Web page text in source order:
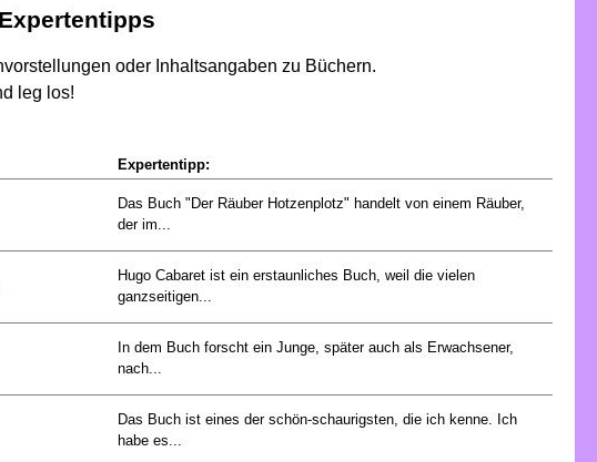
oder Inhaltsangaben zu Büchern.
leg los!
Expertentipp:
Das Buch "Der Räuber Hotzenplotz" handelt von einem Räuber,
der im...
Hugo Cabaret ist ein erstaunliches Buch, weil die vielen
ganzseitigen...
In dem Buch forscht ein Junge, später auch als Erwachsener,
nach...
Das Buch ist eines der schön-schaurigsten, die ich kenne. Ich
habe es...